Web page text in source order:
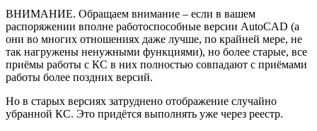
ВНИМАНИЕ. Обращаем внимание – если в вашем
распоряжении вполне работоспособные версии AutoCAD (а
они во многих отношениях даже лучше, по крайней мере, не
так нагружены ненужными функциями), но более старые, все
приёмы работы с КС в них полностью совпадают с приёмами
работы более поздних версий.
Но в старых версиях затруднено отображение случайно
убранной КС. Это придётся выполнять уже через реестр.